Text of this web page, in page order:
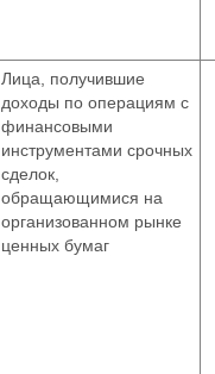
Лица, получившие
доходы по операциям с
финансовыми
инструментами срочных
сделок,
обращающимися на
организованном рынке
ценных бумаг